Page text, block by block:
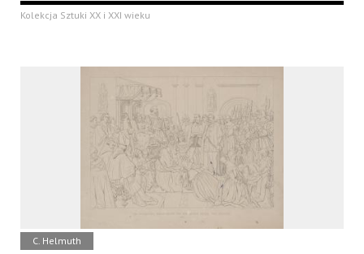
Kolekcja Sztuki XX i XXI wieku
C. Helmuth